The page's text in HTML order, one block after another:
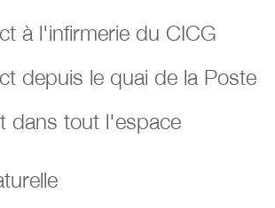
à l'infirmerie du CICG
depuis le quai de la Poste
dans tout l'espace